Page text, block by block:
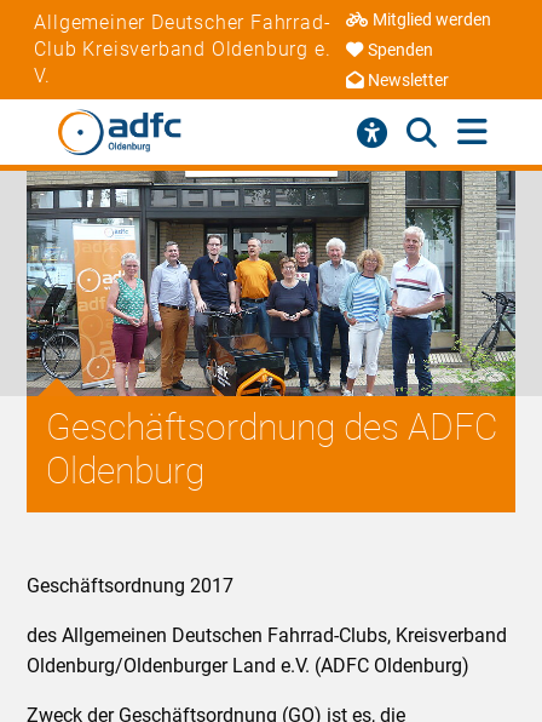
Allgemeiner Deutscher Fahrrad-
Club Kreisverband Oldenburg e.
V.
Mitglied werden
Spenden
Newsletter
Geschäftsordnung des ADFC
Oldenburg
Geschäftsordnung 2017
des Allgemeinen Deutschen Fahrrad-Clubs, Kreisverband
Oldenburg/Oldenburger Land e.V. (ADFC Oldenburg)
Zweck der Geschäftsordnung (GO) ist es, die